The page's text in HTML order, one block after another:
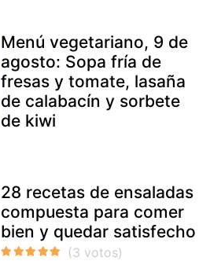
Menú vegetariano, 9 de
agosto: Sopa fría de
fresas y tomate, lasaña
de calabacín y sorbete
de kiwi
28 recetas de ensaladas
compuesta para comer
bien y quedar satisfecho